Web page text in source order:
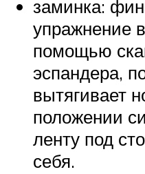
заминка:
упражнение
помощью
эспандера,
вытягивает
положении
ленту под
себя.